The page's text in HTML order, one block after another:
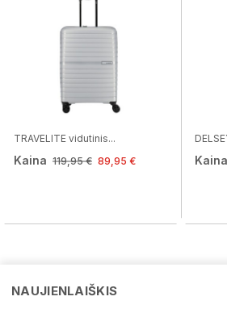
TRAVELITE vidutinis...
Kaina 119,95 € 89,95 € Kaina
NAUJIENLAIŠKIS